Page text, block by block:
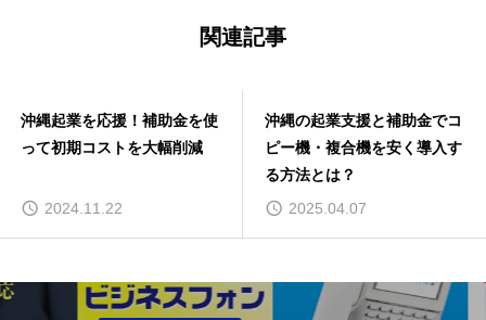
関連記事
沖縄起業を応援！補助金を使
って初期コストを大幅削減
2024.11.22
沖縄の起業支援と補助金でコ
ピー機・複合機を安く導入す
る方法とは？
2025.04.07